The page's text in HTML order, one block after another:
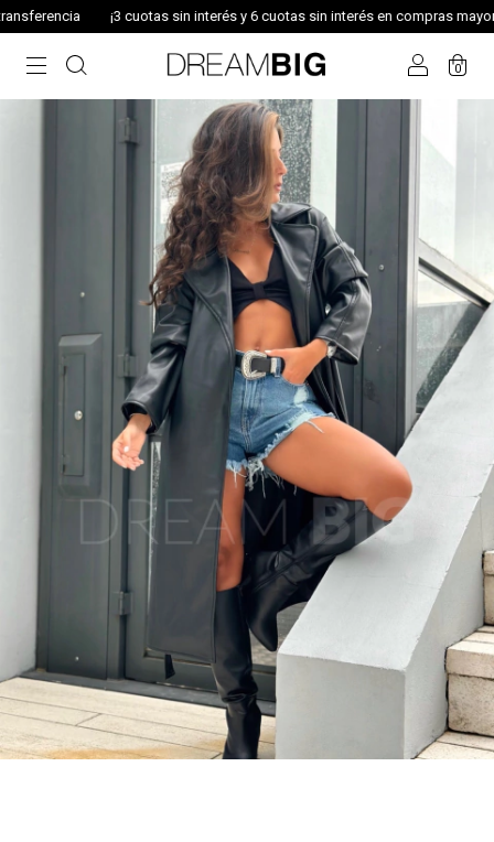
¡3 cuotas sin interés y 6 cuotas sin interés en compras mayores a
0